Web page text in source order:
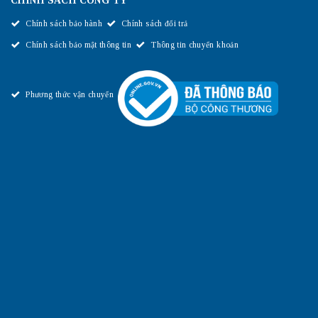
Chính sách bảo hành Chính sách đổi trả
Chính sách bảo mật thông tin Thông tin chuyển khoản
Phương thức vận chuyển